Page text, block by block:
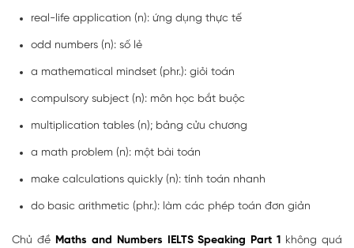
real-life application (n): ứng dụng thực tế
odd numbers (n): số lẻ
a mathematical mindset (phr.): giỏi toán
compulsory subject (n): môn học bắt buộc
multiplication tables (n); bảng cửu chương
a math problem (n): một bài toán
make calculations quickly (n): tính toán nhanh
do basic arithmetic (phr.): làm các phép toán đơn giản
Chủ đề Maths and Numbers IELTS Speaking Part 1 không quá